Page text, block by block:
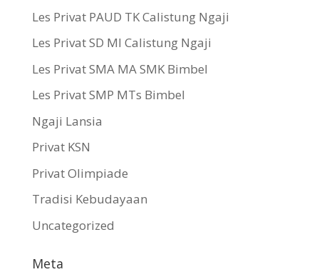
Les Privat PAUD TK Calistung Ngaji
Les Privat SD MI Calistung Ngaji
Les Privat SMA MA SMK Bimbel
Les Privat SMP MTs Bimbel
Ngaji Lansia
Privat KSN
Privat Olimpiade
Tradisi Kebudayaan
Uncategorized
Meta